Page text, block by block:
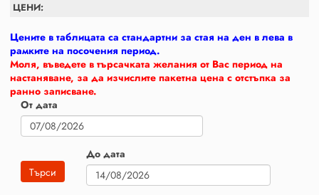
ЦЕНИ:
Цените в таблицата са стандартни за стая на ден в лева в
рамките на посочения период.
Моля, въведете в търсачката желания от Вас период на
настаняване, за да изчислите пакетна цена с отстъпка за
ранно записване.
От дата
До дата